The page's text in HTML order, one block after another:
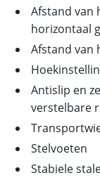
Afstand van
horizontaal
Afstand van
Antislip en
verstelbare
Stelvoeten
Stabiele